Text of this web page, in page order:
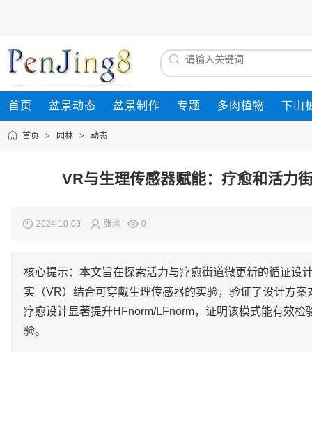
首页 盆景动态 盆景制作 专题 多肉植物 下山
首页 > 园林 > 动态
VR与生理传感器赋能：疗愈和活力
2024-10-09 张珍 0
核心提示：本文旨在探索活力与疗愈街道微更新的循证设
实（VR）结合可穿戴生理传感器的实验，验证了设计方
疗愈设计显著提升HFnorm/LFnorm，证明该模式能有效
验。